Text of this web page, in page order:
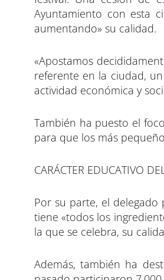
Ayuntamiento con esta
aumentando» su calidad.
«Apostamos
referente en la ciudad,
actividad económica y
También ha puesto el
para que los más
CARÁCTER EDUCATIVO
Por su parte, el delegado
tiene «todos los
la que se celebra, su
Además, también ha